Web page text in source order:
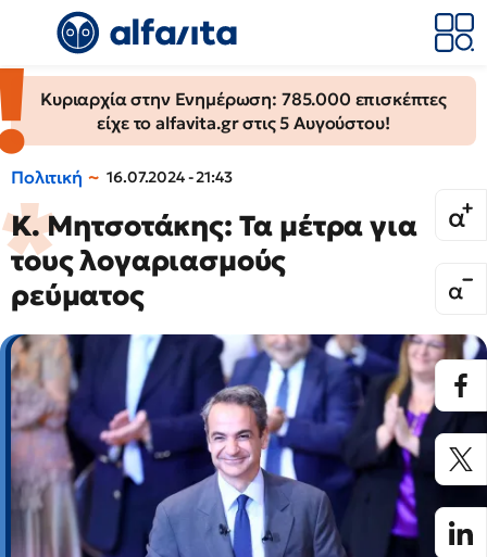
Κυριαρχία στην Ενημέρωση: 785.000 επισκέπτες
είχε το alfavita.gr στις 5 Αυγούστου!
Πολιτική 16.07.2024 - 21:43
K. Μητσοτάκης: Τα μέτρα για
τους λογαριασμούς
ρεύματος